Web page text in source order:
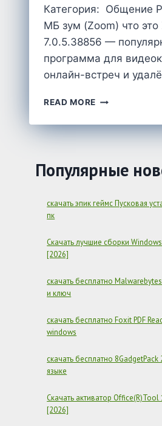
Категория: Общение
MБ зум (Zoom) что это
7.0.5.38856 —
программа для
онлайн-встреч и
READ MORE CКАЧАТЬ
НА
–
7.0.5.38856
Популярные
скачать эпик геймс Пусковая
пк
Скачать лучшие сборки
[2026]
скачать бесплатно
и ключ
скачать бесплатно Foxit PDF
windows
скачать бесплатно
языке
Скачать активатор
[2026]